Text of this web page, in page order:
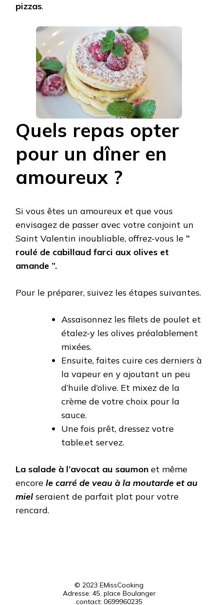
pizzas.
Quels repas opter
pour un dîner en
amoureux ?
Si vous êtes un amoureux et que vous
envisagez de passer avec votre conjoint un
Saint Valentin inoubliable, offrez-vous le ”
roulé de cabillaud farci aux olives et
amande ”.
Pour le préparer, suivez les étapes suivantes.
Assaisonnez les filets de poulet et
étalez-y les olives préalablement
mixées.
Ensuite, faites cuire ces derniers à
la vapeur en y ajoutant un peu
d’huile d’olive. Et mixez de la
crème de votre choix pour la
sauce.
Une fois prêt, dressez votre
table.et servez.
La salade à l’avocat au saumon et même
encore le carré de veau à la moutarde et au
miel seraient de parfait plat pour votre
rencard.
© 2023 EMissCooking
Adresse: 45, place Boulanger
contact: 0699960235